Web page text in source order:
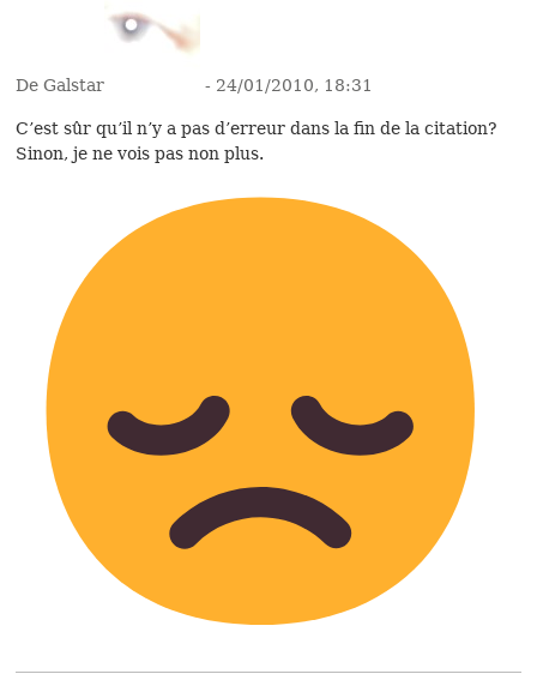
De Galstar - 24/01/2010, 18:31
C’est sûr qu’il n’y a pas d’erreur dans la fin de la citation?
Sinon, je ne vois pas non plus.